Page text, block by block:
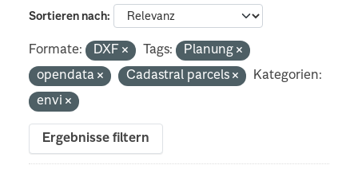
Sortieren nach
Formate: DXF Tags:
Planung
opendata
Cadastral parcels
Kategorien:
envi
Ergebnisse filtern